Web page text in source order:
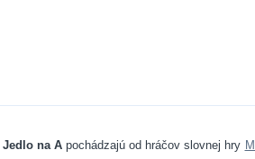
Jedlo na Apochádzajú od hráčov slovnej hry